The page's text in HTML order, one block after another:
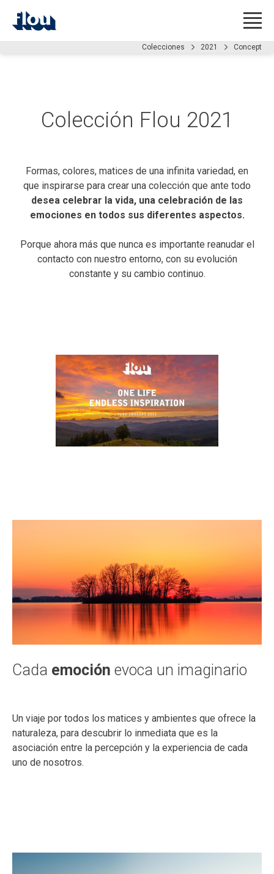
Colecciones 2021 Concept
Colección Flou 2021
Formas, colores, matices de una infinita variedad, en
que inspirarse para crear una colección que ante todo
desea celebrar la vida, una celebración de las
emociones en todos sus diferentes aspectos.
Porque ahora más que nunca es importante reanudar el
contacto con nuestro entorno, con su evolución
constante y su cambio continuo.
Cada emoción evoca un imaginario
Un viaje por todos los matices y ambientes que ofrece la
naturaleza, para descubrir lo inmediata que es la
asociación entre la percepción y la experiencia de cada
uno de nosotros.